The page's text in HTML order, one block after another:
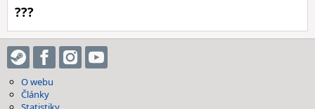
???
O webu
Články